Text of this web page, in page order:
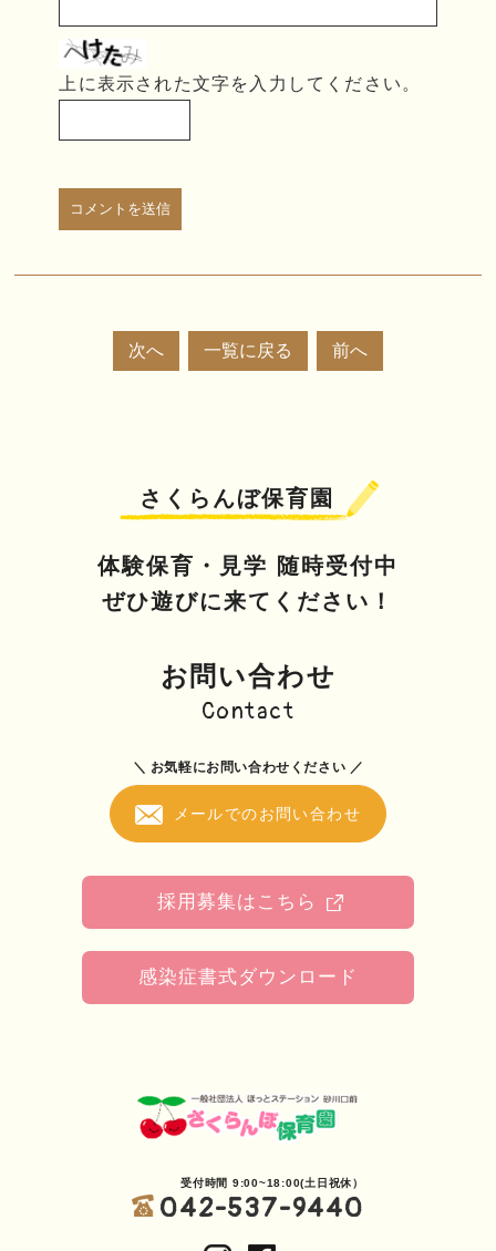
上に表示された文字を入力してください。
次へ 一覧に戻る 前へ
さくらんぼ保育園
体験保育・見学 随時受付中
ぜひ遊びに来てください！
お問い合わせ
Contact
＼ お気軽にお問い合わせください ／
メールでのお問い合わせ
採用募集はこちら
感染症書式ダウンロード
受付時間 9:00~18:00(土日祝休）
042-537-9440